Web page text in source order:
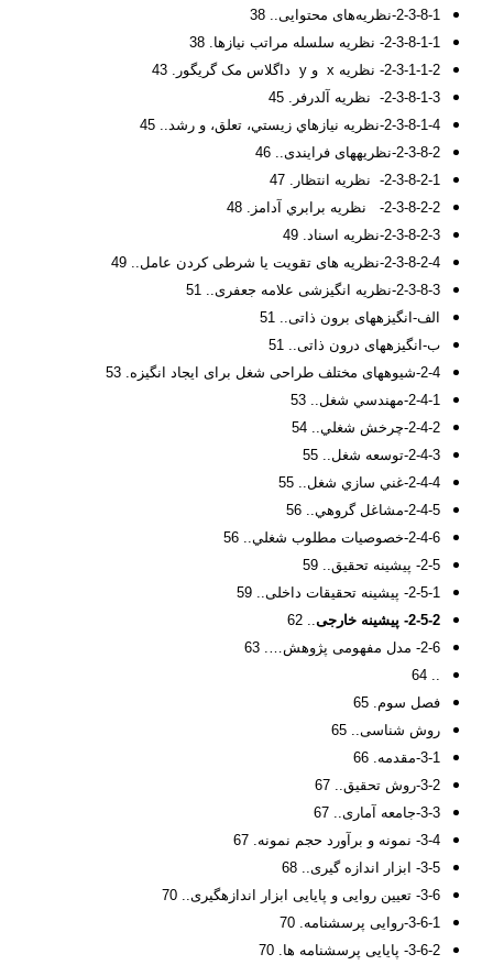
2-3-8-1-نظریه‌های محتوایی.. 38
2-3-8-1-1- نظريه سلسله مراتب نيازها. 38
2-3-1-1-2- نظريه x و y داگلاس مک گريگور. 43
2-3-8-1-3- نظريه آلدرفر. 45
2-3-8-1-4-نظريه نيازهاي زيستي، تعلق، و رشد.. 45
2-3-8-2-نظریههای فرایندی.. 46
2-3-8-2-1- نظريه انتظار. 47
2-3-8-2-2- نظريه برابري آدامز. 48
2-3-8-2-3-نظريه اسناد. 49
2-3-8-2-4-نظریه های تقویت یا شرطی کردن عامل.. 49
2-3-8-3-نظریه انگیزشی علامه جعفری.. 51
الف-انگیزههای برون ذاتی.. 51
ب-انگیزههای درون ذاتی.. 51
2-4-شیوههای مختلف طراحی شغل برای ایجاد انگیزه. 53
2-4-1-مهندسي شغل.. 53
2-4-2-چرخش شغلي.. 54
2-4-3-توسعه شغل.. 55
2-4-4-غني سازي شغل.. 55
2-4-5-مشاغل گروهي.. 56
2-4-6-خصوصيات مطلوب شغلي.. 56
2-5- پیشینه تحقیق.. 59
2-5-1- پیشینه تحقیقات داخلی.. 59
2-5-2- پیشینه خارجی
2-6- مدل مفهومی پژوهش…. 63
فصل سوم. 65
روش شناسی.. 65
3-1-مقدمه. 66
3-2-روش تحقیق.. 67
3-3-جامعه آماری.. 67
3-4- نمونه و برآورد حجم نمونه. 67
3-5- ابزار اندازه گیری.. 68
3-6- تعیین روایی و پایایی ابزار اندازهگیری.. 70
3-6-1-روایی پرسشنامه. 70
3-6-2- پایایی پرسشنامه ها. 70